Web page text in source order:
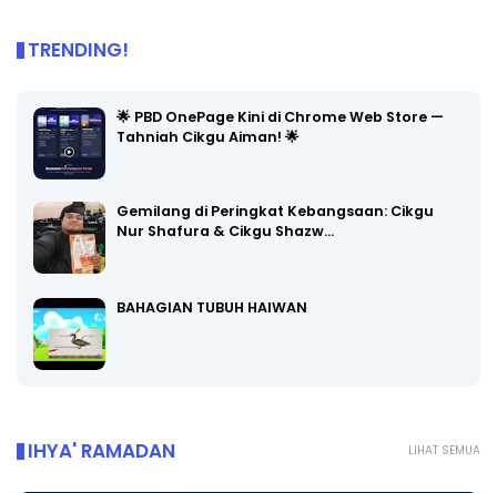
TRENDING!
🌟 PBD OnePage Kini di Chrome Web Store —
Tahniah Cikgu Aiman! 🌟
Gemilang di Peringkat Kebangsaan: Cikgu
Nur Shafura & Cikgu Shazw…
BAHAGIAN TUBUH HAIWAN
LIHAT SEMUA
IHYA' RAMADAN